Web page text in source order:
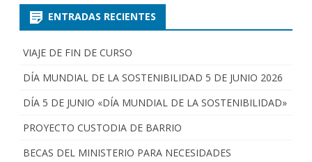
ENTRADAS RECIENTES
VIAJE DE FIN DE CURSO
DÍA MUNDIAL DE LA SOSTENIBILIDAD 5 DE JUNIO 2026
DÍA 5 DE JUNIO «DÍA MUNDIAL DE LA SOSTENIBILIDAD»
PROYECTO CUSTODIA DE BARRIO
BECAS DEL MINISTERIO PARA NECESIDADES